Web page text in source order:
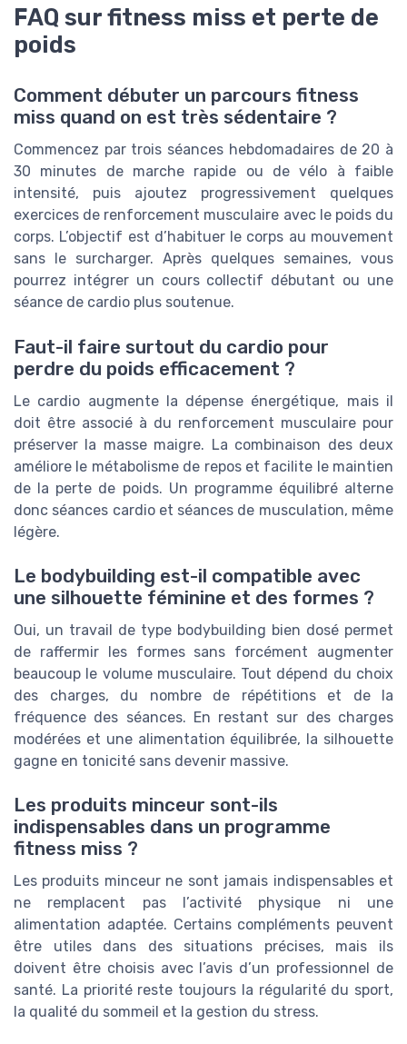
FAQ sur fitness miss et perte de
poids
Comment débuter un parcours fitness
miss quand on est très sédentaire ?
Commencez par trois séances hebdomadaires de 20 à
30 minutes de marche rapide ou de vélo à faible
intensité, puis ajoutez progressivement quelques
exercices de renforcement musculaire avec le poids du
corps. L’objectif est d’habituer le corps au mouvement
sans le surcharger. Après quelques semaines, vous
pourrez intégrer un cours collectif débutant ou une
séance de cardio plus soutenue.
Faut-il faire surtout du cardio pour
perdre du poids efficacement ?
Le cardio augmente la dépense énergétique, mais il
doit être associé à du renforcement musculaire pour
préserver la masse maigre. La combinaison des deux
améliore le métabolisme de repos et facilite le maintien
de la perte de poids. Un programme équilibré alterne
donc séances cardio et séances de musculation, même
légère.
Le bodybuilding est-il compatible avec
une silhouette féminine et des formes ?
Oui, un travail de type bodybuilding bien dosé permet
de raffermir les formes sans forcément augmenter
beaucoup le volume musculaire. Tout dépend du choix
des charges, du nombre de répétitions et de la
fréquence des séances. En restant sur des charges
modérées et une alimentation équilibrée, la silhouette
gagne en tonicité sans devenir massive.
Les produits minceur sont-ils
indispensables dans un programme
fitness miss ?
Les produits minceur ne sont jamais indispensables et
ne remplacent pas l’activité physique ni une
alimentation adaptée. Certains compléments peuvent
être utiles dans des situations précises, mais ils
doivent être choisis avec l’avis d’un professionnel de
santé. La priorité reste toujours la régularité du sport,
la qualité du sommeil et la gestion du stress.